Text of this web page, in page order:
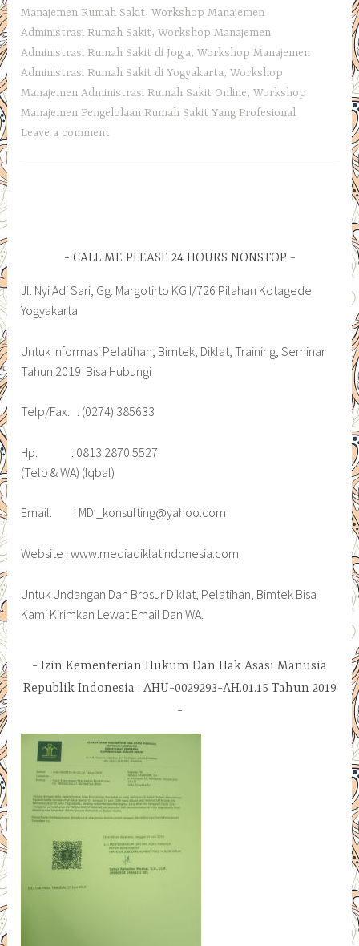
Manajemen Rumah Sakit,Workshop Manajemen
Administrasi Rumah Sakit,Workshop Manajemen
Administrasi Rumah Sakit di Jogja,Workshop Manajemen
Administrasi Rumah Sakit di Yogyakarta,Workshop
Manajemen Administrasi Rumah Sakit Online,Workshop
Manajemen Pengelolaan Rumah Sakit Yang Profesional
Leave a comment
CALL ME PLEASE 24 HOURS NONSTOP
Jl. Nyi Adi Sari, Gg. Margotirto KG.I/726 Pilahan Kotagede
Yogyakarta
Untuk Informasi Pelatihan, Bimtek, Diklat, Training, Seminar
Tahun 2019 Bisa Hubungi
Telp/Fax. : (0274) 385633
Hp. : 0813 2870 5527
(Telp & WA) (Iqbal)
Email. : MDI_konsulting@yahoo.com
Website : www.mediadiklatindonesia.com
Untuk Undangan Dan Brosur Diklat, Pelatihan, Bimtek Bisa
Kami Kirimkan Lewat Email Dan WA.
Izin Kementerian Hukum Dan Hak Asasi Manusia
Republik Indonesia : AHU-0029293-AH.01.15 Tahun 2019